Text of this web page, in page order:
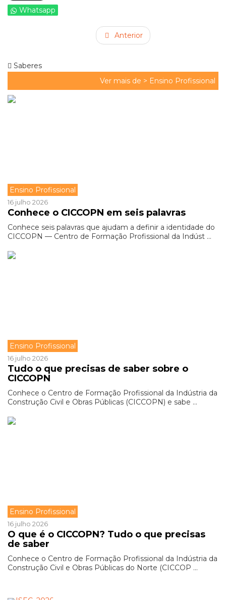
Whatsapp
Anterior
Saberes
Ver mais de > Ensino Profissional
Ensino Profissional
16 julho 2026
Conhece o CICCOPN em seis palavras
Conhece seis palavras que ajudam a definir a identidade do
CICCOPN — Centro de Formação Profissional da Indúst ...
Ensino Profissional
16 julho 2026
Tudo o que precisas de saber sobre o
CICCOPN
Conhece o Centro de Formação Profissional da Indústria da
Construção Civil e Obras Públicas (CICCOPN) e sabe ...
Ensino Profissional
16 julho 2026
O que é o CICCOPN? Tudo o que precisas
de saber
Conhece o Centro de Formação Profissional da Indústria da
Construção Civil e Obras Públicas do Norte (CICCOP ...